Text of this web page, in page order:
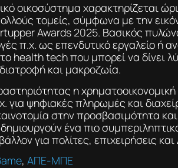
οικοσύστημα χαρακτηρίζεται
τομείς, σύμφωνα με την
Awards 2025. Βασικός
π.χ. ως επενδυτικό εργαλείο ή
health tech που μπορεί να δίνει
και μακροζωία.
η χρηματοοικονομική
για ψηφιακές πληρωμές και
στην προσβασιμότητα
ένα πιο
για πολίτες, επιχειρήσεις
,ΑΠΕ-ΜΠΕ